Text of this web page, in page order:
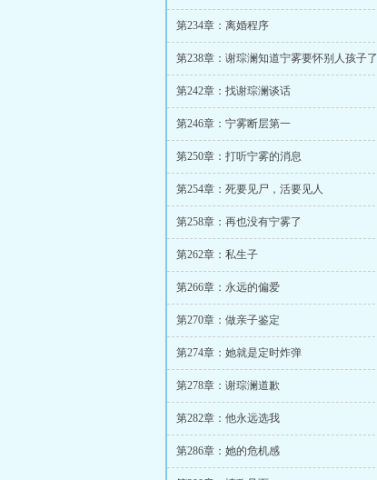
第234章：离婚程序
第238章：谢琮澜知道宁雾要怀别人孩子了
第242章：找谢琮澜谈话
第246章：宁雾断层第一
第250章：打听宁雾的消息
第254章：死要见尸，活要见人
第258章：再也没有宁雾了
第262章：私生子
第266章：永远的偏爱
第270章：做亲子鉴定
第274章：她就是定时炸弹
第278章：谢琮澜道歉
第282章：他永远选我
第286章：她的危机感